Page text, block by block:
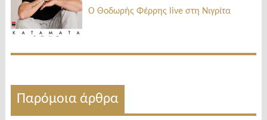
Ο Θοδωρής Φέρρης live στη Νιγρίτα
Παρόμοια άρθρα